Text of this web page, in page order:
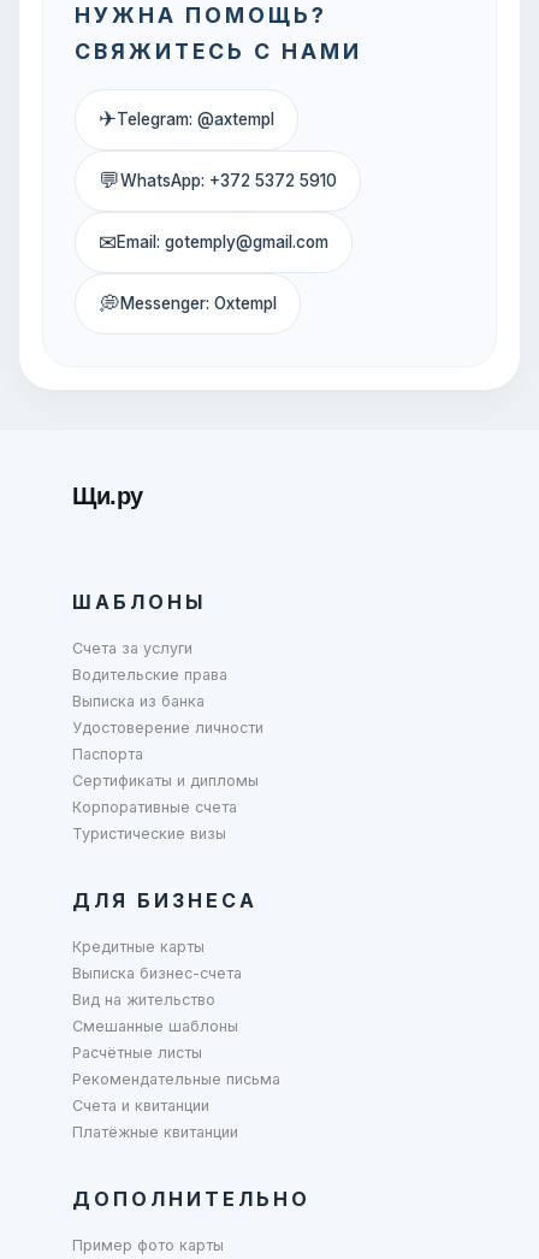
НУЖНА ПОМОЩЬ?
СВЯЖИТЕСЬ С НАМИ
✈Telegram: @axtempl
💬WhatsApp: +372 5372 5910
✉Email: gotemply@gmail.com
💭Messenger: Oxtempl
Щи.ру
ШАБЛОНЫ
Счета за услуги
Водительские права
Выписка из банка
Удостоверение личности
Паспорта
Сертификаты и дипломы
Корпоративные счета
Туристические визы
ДЛЯ БИЗНЕСА
Кредитные карты
Выписка бизнес-счета
Вид на жительство
Смешанные шаблоны
Расчётные листы
Рекомендательные письма
Счета и квитанции
Платёжные квитанции
ДОПОЛНИТЕЛЬНО
Пример фото карты